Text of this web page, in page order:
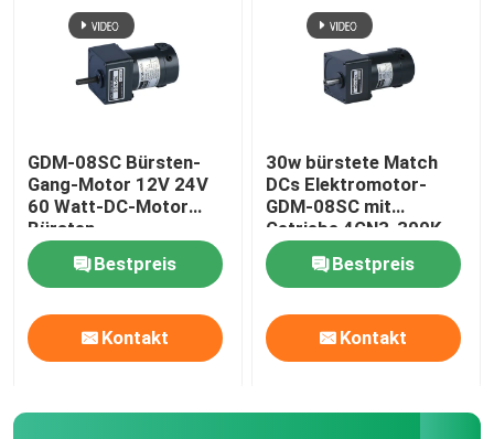
GDM-08SC Bürsten-
Gang-Motor 12V 24V
60 Watt-DC-Motor
Bürsten
Bestpreis
Kontakt
30w bürstete Match
DCs Elektromotor-
GDM-08SC mit
Getriebe 4GN3-300K
Bestpreis
Kontakt